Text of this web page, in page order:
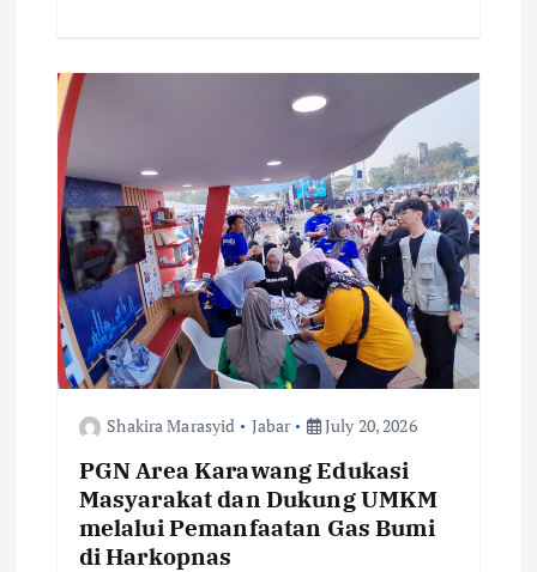
o
k
r A
p
Li
n
k
Shakira Marasyid Jabar July 20, 2026
PGN Area Karawang Edukasi
Masyarakat dan Dukung UMKM
melalui Pemanfaatan Gas Bumi
di Harkopnas